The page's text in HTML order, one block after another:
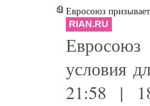
Евросоюз
RIAN.RU
условия
21:58 |